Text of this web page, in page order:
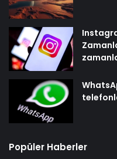
Popüler Haberler